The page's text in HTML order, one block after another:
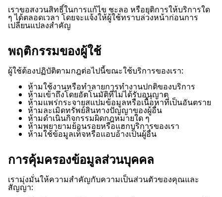
เราขอสงวนสิทธิ์ในการแก้ไข ชะลอ หรือยุติการให้บริการใด
ๆ ได้ตลอดเวลา โดยจะแจ้งให้ผู้ใช้ทราบล่วงหน้าก่อนการ
เปลี่ยนแปลงสำคัญ
พฤติกรรมของผู้ใช้
ผู้ใช้ต้องปฏิบัติตามกฎต่อไปนี้ขณะใช้บริการของเรา:
ห้ามใช้งานหรือทำลายการทำงานปกติของบริการ
ห้ามเข้าถึงโดยอัตโนมัติที่ไม่ได้รับอนุญาต
ห้ามแพร่กระจายสแปมข้อมูลหรือเนื้อหาที่เป็นอันตราย
ห้ามละเมิดทรัพย์สินทางปัญญาของผู้อื่น
ห้ามดำเนินกิจกรรมผิดกฎหมายใด ๆ
ห้ามพยายามย้อนรอยหรือแฮกบริการของเรา
ห้ามใช้ข้อมูลเท็จหรือแอบอ้างเป็นผู้อื่น
การคุ้มครองข้อมูลส่วนบุคคล
เรามุ่งมั่นให้ความสำคัญกับความเป็นส่วนตัวของคุณและ
สัญญา: